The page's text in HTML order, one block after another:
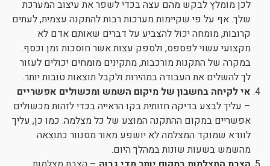
לכן מומלץ לבקש מהם עצה בכדי לשפר את עיצוב המערכת
שלך. אף על פי שקיימות מערכות רבות להתקנה עצמית, לעתים
קרובות, מומחה יכול להצביע על דברים שאותם אדם לא
מקצועי עשוי לפספס, ולספק עצות אשר חוסכות זמן וכסף.
במקרה של התקנות מורכבות, מתקינים מומחים יכולים לעזור
לך להשלים את העבודה במהירות ולקבל תוצאות טובות יותר.
אי לקיחה בחשבון של מיקום השמש ומכשולים אפשריים
– עליך לבצע בדיקה חזותית בקו הראייה בכדי לזהות מכשולים
אפשריים במקום ההתקנה המוצע של כל מצלמה. כמו כן, עליך
לוודא שמוקד המצלמה לא יושפע מאור מסנוור כתוצאה
מהשמש בשעות שונות במהלך היום.